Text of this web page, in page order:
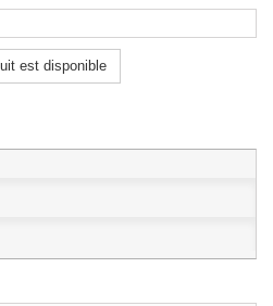
est disponible